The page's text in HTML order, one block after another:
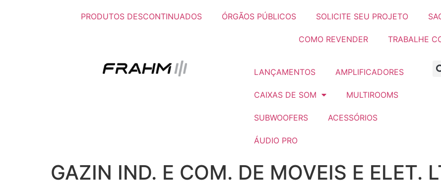
PRODUTOS DESCONTINUADOS ÓRGÃOS PÚBLICOS SOLICITE SEU PROJETO
COMO REVENDER TRABALHE
LANÇAMENTOS AMPLIFICADORES
CAIXAS DE SOM MULTIROOMS
SUBWOOFERS ACESSÓRIOS
ÁUDIO PRO
GAZIN IND. E COM. DE MOVEIS E ELET.